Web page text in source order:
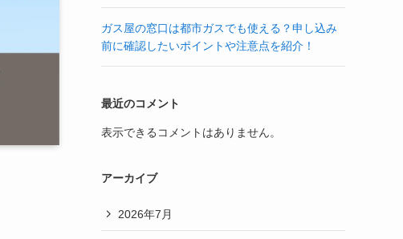
ガス屋の窓口は都市ガスでも使える？申し込み
前に確認したいポイントや注意点を紹介！
最近のコメント
表示できるコメントはありません。
アーカイブ
2026年7月